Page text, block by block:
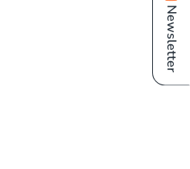
Newsletter